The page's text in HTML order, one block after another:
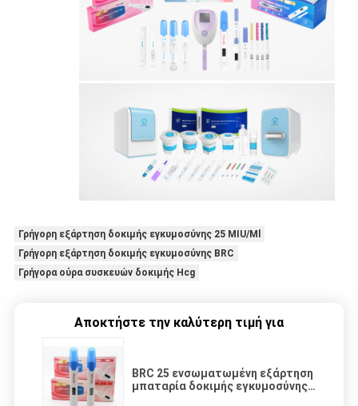
Γρήγορη εξάρτηση δοκιμής εγκυμοσύνης 25 MIU/Ml
Γρήγορη εξάρτηση δοκιμής εγκυμοσύνης BRC
Γρήγορα ούρα συσκευών δοκιμής Hcg
Αποκτήστε την καλύτερη τιμή για
BRC 25 ενσωματωμένη εξάρτηση
μπαταρία δοκιμής εγκυμοσύνης